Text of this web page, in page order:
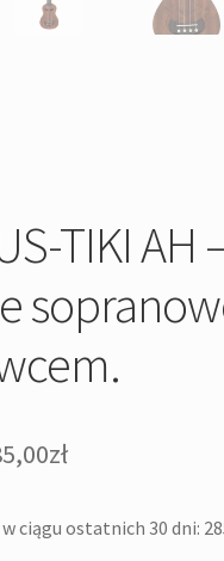
TIKI AH
złAktualna
wynosi:
ciągu ostatnich 30 dni: